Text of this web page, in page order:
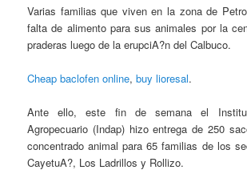
Varias familias que viven en la zona de
falta de alimento para sus animales por la
praderas luego de la erupciA?n del Calbuco.
Cheap baclofen online,buy lioresal.
Ante ello, este fin de semana el
Agropecuario (Indap) hizo entrega de 250
concentrado animal para 65 familias de los
CayetuA?, Los Ladrillos y Rollizo.